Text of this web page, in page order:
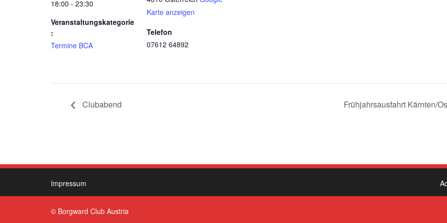
18:00 - 23:30
Veranstaltungskategorie
:
Termine BCA
Karte anzeigen
Telefon
07612 64892
Clubabend Frühjahrsausfahrt Kärnten/
Impressum
© Borgward Club Austria